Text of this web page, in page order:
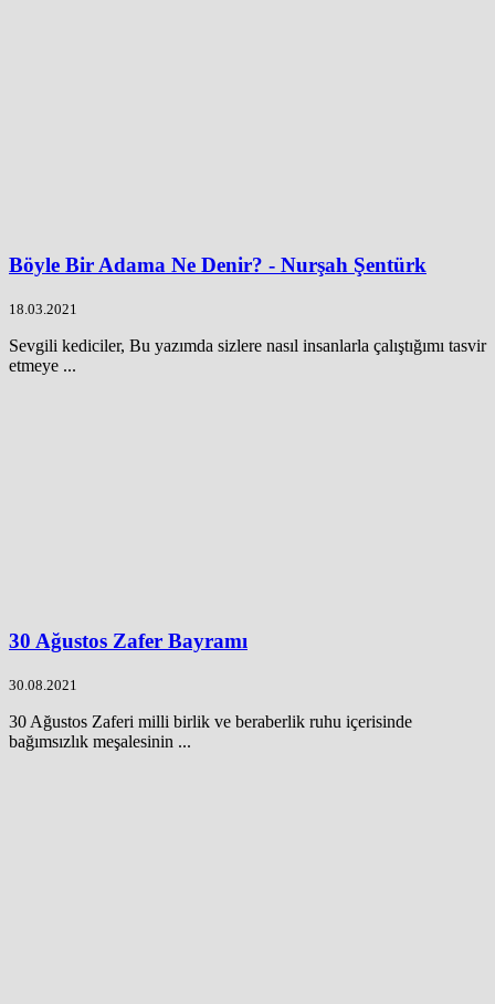
Böyle Bir Adama Ne Denir? - Nurşah Şentürk
18.03.2021
Sevgili kediciler, Bu yazımda sizlere nasıl insanlarla çalıştığımı tasvir
etmeye ...
30 Ağustos Zafer Bayramı
30.08.2021
30 Ağustos Zaferi milli birlik ve beraberlik ruhu içerisinde
bağımsızlık meşalesinin ...